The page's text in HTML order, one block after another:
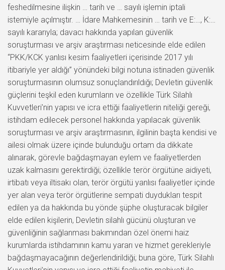
feshedilmesine ilişkin … tarih ve … sayılı işlemin iptali
istemiyle açılmıştır. … İdare Mahkemesinin … tarih ve E:…, K:…
sayılı kararıyla; davacı hakkında yapılan güvenlik
soruşturması ve arşiv araştırması neticesinde elde edilen
“PKK/KCK yanlısı kesim faaliyetleri içerisinde 2017 yılı
itibariyle yer aldığı” yönündeki bilgi notuna istinaden güvenlik
soruşturmasının olumsuz sonuçlandırıldığı; Devletin güvenlik
güçlerini teşkil eden kurumların ve özellikle Türk Silahlı
Kuvvetleri’nin yapısı ve icra ettiği faaliyetlerin niteliği gereği,
istihdam edilecek personel hakkında yapılacak güvenlik
soruşturması ve arşiv araştırmasının, ilgilinin başta kendisi ve
ailesi olmak üzere içinde bulunduğu ortam da dikkate
alınarak, görevle bağdaşmayan eylem ve faaliyetlerden
uzak kalmasını gerektirdiği; özellikle terör örgütüne aidiyeti,
irtibatı veya iltisakı olan, terör örgütü yanlısı faaliyetler içinde
yer alan veya terör örgütlerine sempati duydukları tespit
edilen ya da hakkında bu yönde şüphe oluşturacak bilgiler
elde edilen kişilerin, Devletin silahlı gücünü oluşturan ve
güvenliğinin sağlanması bakımından özel önemi haiz
kurumlarda istihdamının kamu yararı ve hizmet gerekleriyle
bağdaşmayacağının değerlendirildiği; buna göre, Türk Silahlı